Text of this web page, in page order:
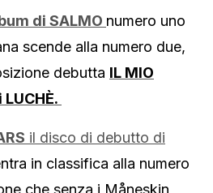
di SALMO numero uno
scende alla numero due,
debutta IL MIO
LUCHÈ.
il disco di debutto di
in classifica alla numero
che senza i Måneskin